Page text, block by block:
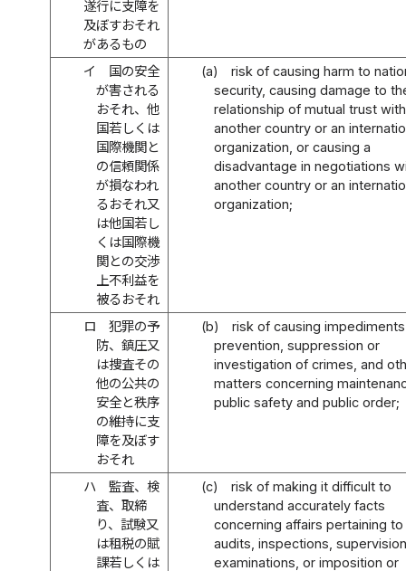
遂行に支障を
及ぼすおそれ
があるもの
イ
国の安全
が害される
おそれ、他
国若しくは
国際機関と
の信頼関係
が損なわれ
るおそれ又
は他国若し
くは国際機
関との交渉
上不利益を
被るおそれ
(a)
risk of causing harm to
security, causing damage to
relationship of mutual trust with
another country or an
organization, or causing a
disadvantage in negotiations
another country or an
organization;
ロ
犯罪の予
防、鎮圧又
は捜査その
他の公共の
安全と秩序
の維持に支
障を及ぼす
おそれ
(b)
risk of causing
prevention, suppression or
investigation of crimes, and
matters concerning
public safety and public order;
ハ
監査、検
査、取締
り、試験又
は租税の賦
課若しくは
(c)
risk of making it difficult to
understand accurately facts
concerning affairs pertaining to
audits, inspections,
examinations, or imposition or